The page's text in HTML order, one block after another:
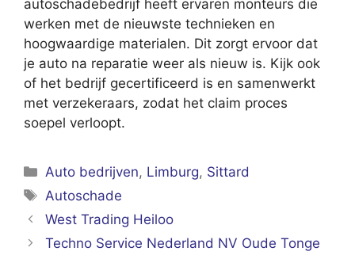
autoschadebedrijf heeft ervaren monteurs die
werken met de nieuwste technieken en
hoogwaardige materialen. Dit zorgt ervoor dat
je auto na reparatie weer als nieuw is. Kijk ook
of het bedrijf gecertificeerd is en samenwerkt
met verzekeraars, zodat het claim proces
soepel verloopt.
Categorieën
Auto bedrijven, Limburg, Sittard
Tags
Autoschade
West Trading Heiloo
Techno Service Nederland NV Oude Tonge